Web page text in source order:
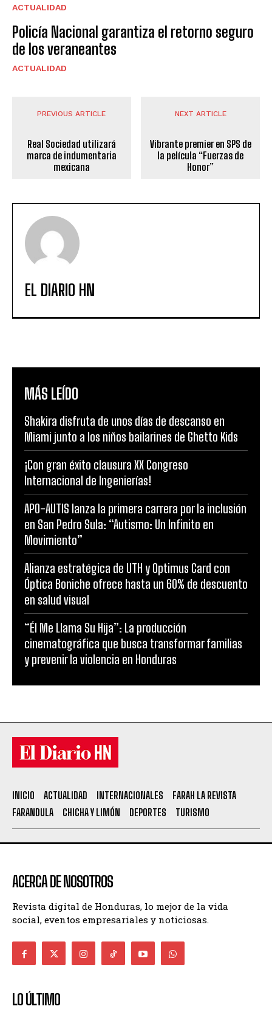
ACTUALIDAD
Policía Nacional garantiza el retorno seguro
de los veraneantes
ACTUALIDAD
PREVIOUS ARTICLE
Real Sociedad utilizará
marca de indumentaria
mexicana
NEXT ARTICLE
Vibrante premier en SPS de
la película “Fuerzas de
Honor”
EL DIARIO HN
MÁS LEÍDO
Shakira disfruta de unos días de descanso en
Miami junto a los niños bailarines de Ghetto Kids
¡Con gran éxito clausura XX Congreso
Internacional de Ingenierías!
APO-AUTIS lanza la primera carrera por la inclusión
en San Pedro Sula: “Autismo: Un Infinito en
Movimiento”
Alianza estratégica de UTH y Optimus Card con
Óptica Boniche ofrece hasta un 60% de descuento
en salud visual
“Él Me Llama Su Hija”: La producción
cinematográfica que busca transformar familias
y prevenir la violencia en Honduras
INICIO ACTUALIDAD INTERNACIONALES
FARAH LA REVISTA
FARANDULA
CHICHA Y LIMÓN DEPORTES TURISMO
ACERCA DE NOSOTROS
Revista digital de Honduras, lo mejor de la vida
social, eventos empresariales y noticiosas.
LO ÚLTIMO